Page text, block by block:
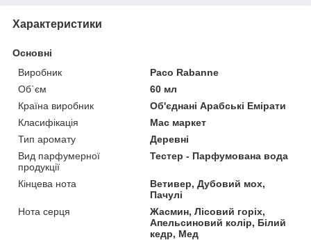
Характеристики
Основні
Виробник
Paco Rabanne
Об`єм
60 мл
Країна виробник
Об'єднані Арабські Емірати
Класифікація
Мас маркет
Тип аромату
Деревні
Вид парфумерної
продукції
Тестер - Парфумована вода
Кінцева нота
Ветивер, Дубовий мох,
Пачулі
Нота серця
Жасмин, Лісовий горіх,
Апельсиновий колір, Білий
кедр, Мед